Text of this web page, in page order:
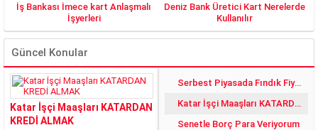
İş Bankası İmece kart Anlaşmalı
İşyerleri
Deniz Bank Üretici Kart Nerelerde
Kullanılır
Güncel Konular
Katar İşçi Maaşları KATARDAN
KREDİ ALMAK
Serbest Piyasada Fındık Fiyatları 2018 DE YÜZLER GÜLER:)
Katar İşçi Maaşları KATARDAN KREDİ ALMAK
Senetle Borç Para Veriyorum